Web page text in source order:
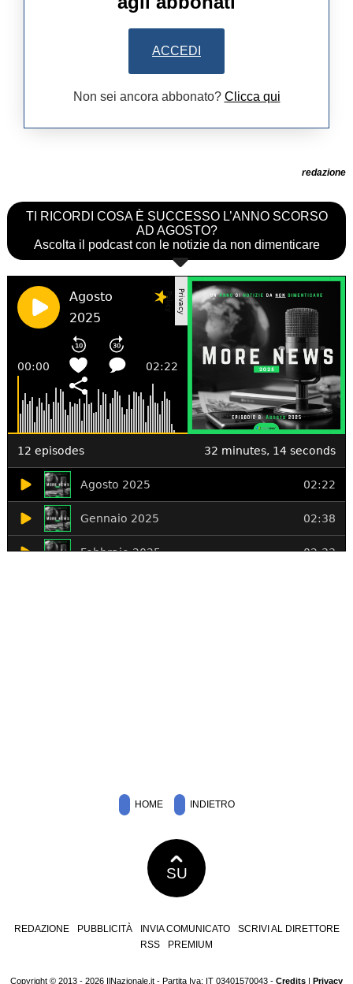
ACCEDI
Non sei ancora abbonato? Clicca qui
redazione
TI RICORDI COSA È SUCCESSO L’ANNO SCORSO
AD AGOSTO?
Ascolta il podcast con le notizie da non dimenticare
HOME INDIETRO
SU
REDAZIONE PUBBLICITÀ INVIA COMUNICATO
SCRIVI AL DIRETTORE
RSS
PREMIUM
Copyright © 2013 - 2026 IlNazionale.it - Partita Iva: IT 03401570043 - Credits | Privacy